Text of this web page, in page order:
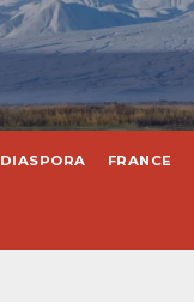
DIASPORA FRANCE